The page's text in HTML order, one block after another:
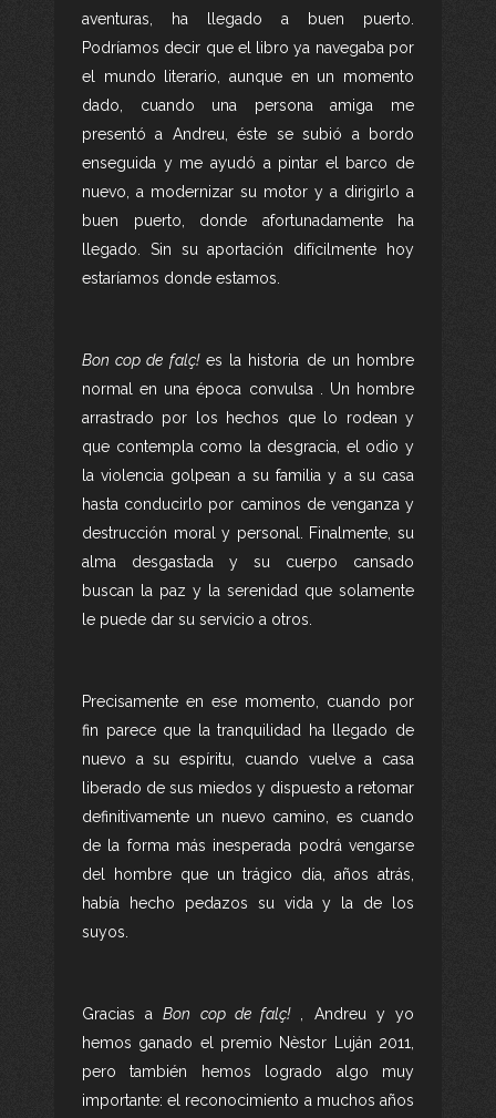
aventuras, ha llegado a buen puerto.
Podríamos decir que el libro ya navegaba por
el mundo literario, aunque en un momento
dado, cuando una persona amiga me
presentó a Andreu, éste se subió a bordo
enseguida y me ayudó a pintar el barco de
nuevo, a modernizar su motor y a dirigirlo a
buen puerto, donde afortunadamente ha
llegado. Sin su aportación difícilmente hoy
estaríamos donde estamos.
Bon cop de falç!es la historia de un hombre
normal en una época convulsa . Un hombre
arrastrado por los hechos que lo rodean y
que contempla como la desgracia, el odio y
la violencia golpean a su familia y a su casa
hasta conducirlo por caminos de venganza y
destrucción moral y personal. Finalmente, su
alma desgastada y su cuerpo cansado
buscan la paz y la serenidad que solamente
le puede dar su servicio a otros.
Precisamente en ese momento, cuando por
fin parece que la tranquilidad ha llegado de
nuevo a su espíritu, cuando vuelve a casa
liberado de sus miedos y dispuesto a retomar
definitivamente un nuevo camino, es cuando
de la forma más inesperada podrá vengarse
del hombre que un trágico día, años atrás,
había hecho pedazos su vida y la de los
suyos.
Gracias aBon cop de falç!, Andreu y yo
hemos ganado el premio Nèstor Luján 2011,
pero también hemos logrado algo muy
importante: el reconocimiento a muchos años